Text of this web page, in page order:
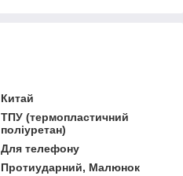
Китай
ТПУ (термопластичний
поліуретан)
Для телефону
Протиударний, Малюнок